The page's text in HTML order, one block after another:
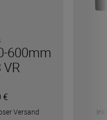
600mm
€
Versand